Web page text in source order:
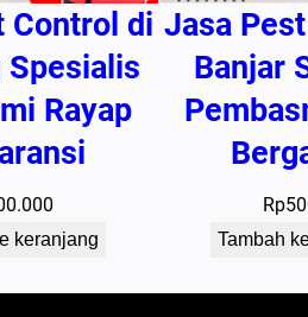
Control di
Spesialis
Rayap
keranjang
Jasa
Banjar
Rp
Tambah